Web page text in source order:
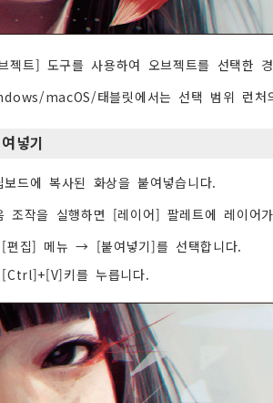
젝트] 도구를 사용하여 오브젝트를 선택한
macOS/태블릿에서는 선택 범위 런처
넣기
보드에 복사된 화상을 붙여넣습니다.
조작을 실행하면 [레이어] 팔레트에 레이어
[편집] 메뉴 → [붙여넣기]를 선택합니다.
[Ctrl]+[V]키를 누릅니다.